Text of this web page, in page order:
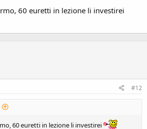
prendendo lezioni o affinando la
con più leggerezza ottimizzando i costi
quella di spendere un 250€, max 280€
usati. Così da ottimizzare i circa 200€ di
60 euretti in lezione li investirei
#12
60 euretti in lezione li investirei